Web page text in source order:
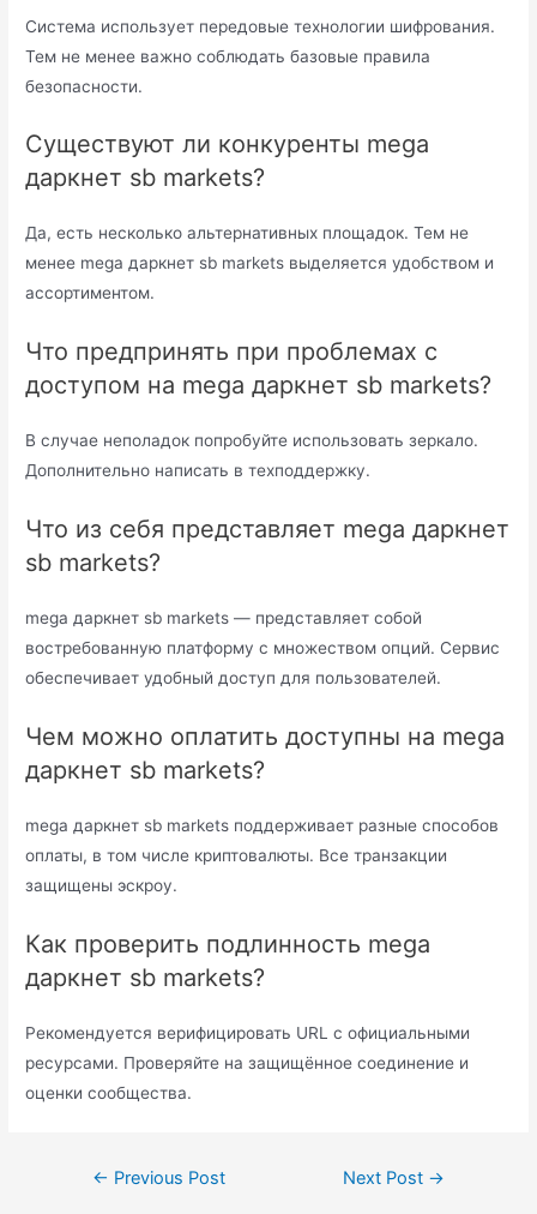
Система использует передовые технологии шифрования.
Тем не менее важно соблюдать базовые правила
безопасности.
Существуют ли конкуренты mega
даркнет sb markets?
Да, есть несколько альтернативных площадок. Тем не
менее mega даркнет sb markets выделяется удобством и
ассортиментом.
Что предпринять при проблемах с
доступом на mega даркнет sb markets?
В случае неполадок попробуйте использовать зеркало.
Дополнительно написать в техподдержку.
Что из себя представляет mega даркнет
sb markets?
mega даркнет sb markets — представляет собой
востребованную платформу с множеством опций. Сервис
обеспечивает удобный доступ для пользователей.
Чем можно оплатить доступны на mega
даркнет sb markets?
mega даркнет sb markets поддерживает разные способов
оплаты, в том числе криптовалюты. Все транзакции
защищены эскроу.
Как проверить подлинность mega
даркнет sb markets?
Рекомендуется верифицировать URL с официальными
ресурсами. Проверяйте на защищённое соединение и
оценки сообщества.
Post← Previous Post Next Post →